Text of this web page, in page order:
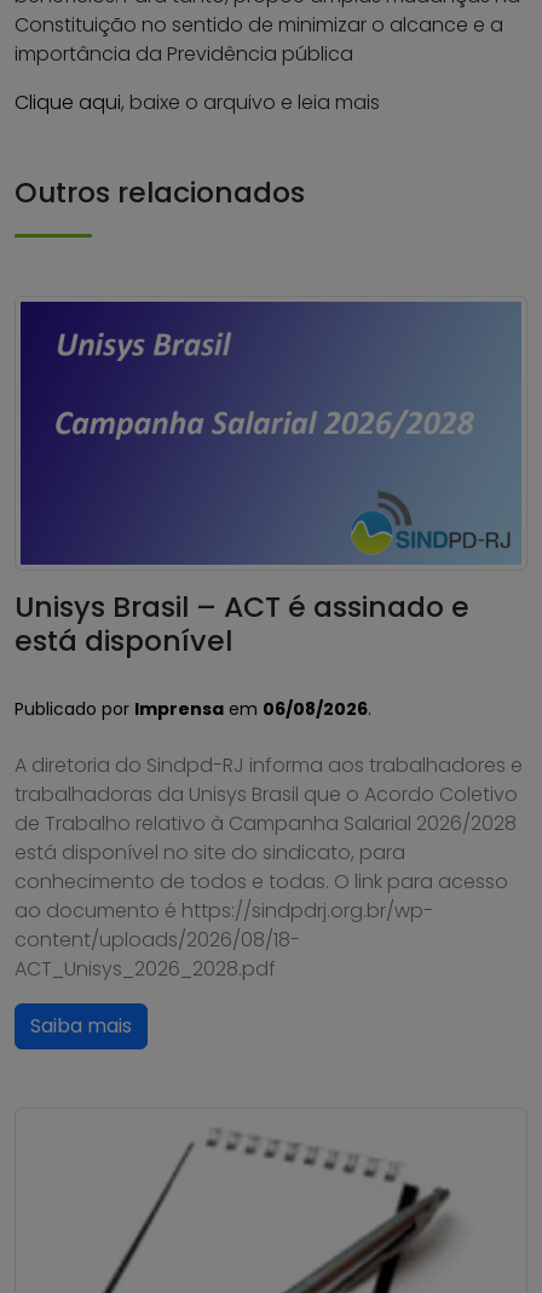
Constituição no sentido de minimizar o alcance e a
importância da Previdência pública
Clique aqui, baixe o arquivo e leia mais
Outros relacionados
Unisys Brasil – ACT é assinado e
está disponível
Publicado por Imprensa em 06/08/2026.
A diretoria do Sindpd-RJ informa aos trabalhadores e
trabalhadoras da Unisys Brasil que o Acordo Coletivo
de Trabalho relativo à Campanha Salarial 2026/2028
está disponível no site do sindicato, para
conhecimento de todos e todas. O link para acesso
ao documento é https://sindpdrj.org.br/wp-
content/uploads/2026/08/18-
ACT_Unisys_2026_2028.pdf
Saiba mais